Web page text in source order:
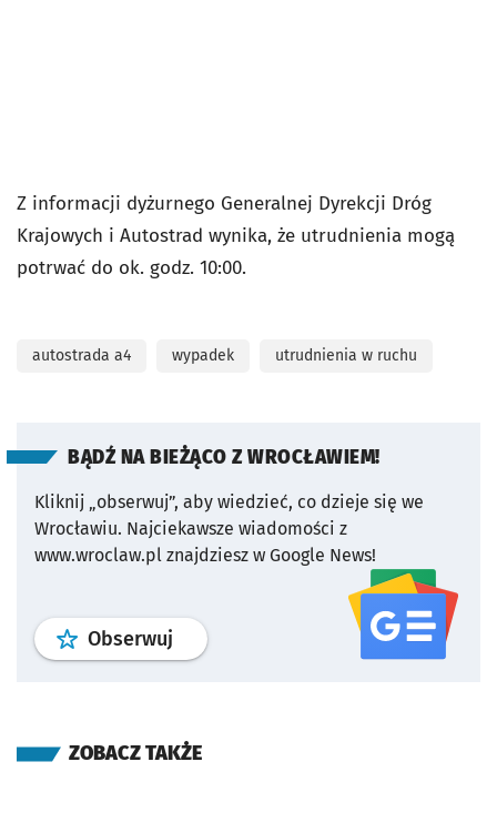
Z informacji dyżurnego Generalnej Dyrekcji Dróg
Krajowych i Autostrad wynika, że utrudnienia mogą
potrwać do ok. godz. 10:00.
autostrada a4 wypadek utrudnienia w ruchu
BĄDŹ NA BIEŻĄCO Z WROCŁAWIEM!
Kliknij „obserwuj”, aby wiedzieć, co dzieje się we
Wrocławiu. Najciekawsze wiadomości z
www.wroclaw.pl znajdziesz w Google News!
Obserwuj profil serwisu
ZOBACZ TAKŻE